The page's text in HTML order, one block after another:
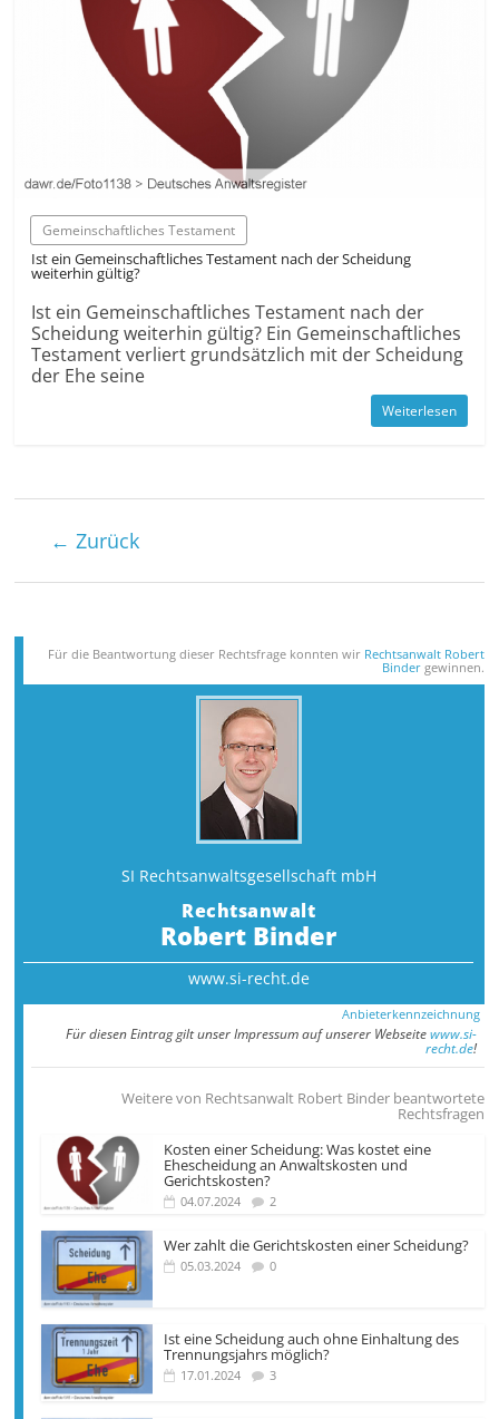
Gemein­schaftliches Testament
Ist ein Gemein­schaftliches Testament nach der Scheidung
weiterhin gültig?
Ist ein Gemein­schaftliches Testament nach der
Scheidung weiterhin gültig? Ein Gemein­schaftliches
Testament verliert grund­sätzlich mit der Scheidung
der Ehe seine
Weiterlesen
← Zurück
Für die Beantwortung dieser Rechts­frage konnten wir Rechtsanwalt Robert
Bindergewinnen.
SI Rechtsanwalts­gesellschaft mbH
Rechtsanwalt
Robert Binder
www.si-recht.de
Anbieterkennzeichnung
Für diesen Eintrag gilt unser Impressum auf unserer Webseitewww.si-
recht.de!
Weitere von Rechtsanwalt Robert Binder beantwortete
Rechtsfragen
Kosten einer Scheidung: Was kostet eine
Ehescheidung an Anwaltskosten und
Gerichtskosten?
04.07.2024 2
Wer zahlt die Gerichts­kosten einer Scheidung?
05.03.2024 0
Ist eine Scheidung auch ohne Einhaltung des
Trennungsjahrs möglich?
17.01.2024 3